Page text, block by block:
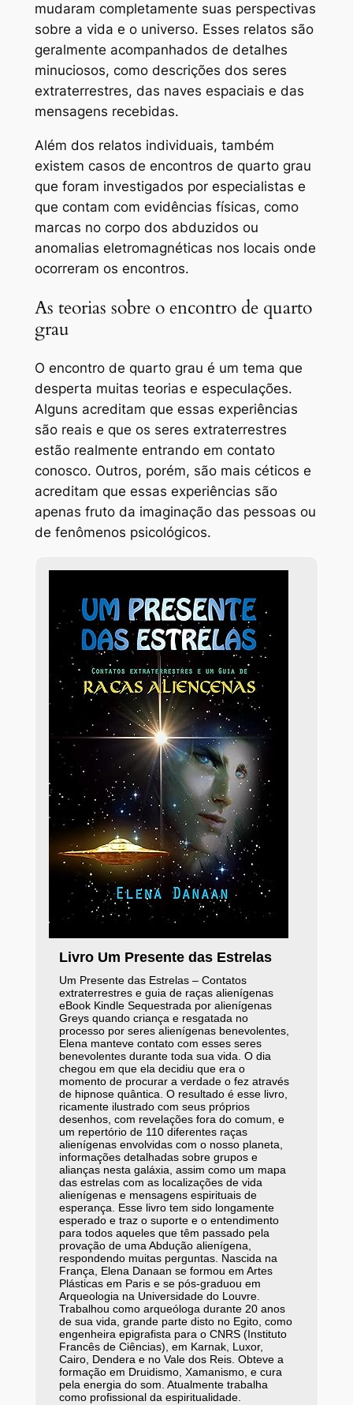
mudaram completamente suas perspectivas
sobre a vida e o universo. Esses relatos são
geralmente acompanhados de detalhes
minuciosos, como descrições dos seres
extraterrestres, das naves espaciais e das
mensagens recebidas.
Além dos relatos individuais, também
existem casos de encontros de quarto grau
que foram investigados por especialistas e
que contam com evidências físicas, como
marcas no corpo dos abduzidos ou
anomalias eletromagnéticas nos locais onde
ocorreram os encontros.
As teorias sobre o encontro de quarto
grau
O encontro de quarto grau é um tema que
desperta muitas teorias e especulações.
Alguns acreditam que essas experiências
são reais e que os seres extraterrestres
estão realmente entrando em contato
conosco. Outros, porém, são mais céticos e
acreditam que essas experiências são
apenas fruto da imaginação das pessoas ou
de fenômenos psicológicos.
Livro Um Presente das Estrelas
Um Presente das Estrelas – Contatos
extraterrestres e guia de raças alienígenas
eBook Kindle Sequestrada por alienígenas
Greys quando criança e resgatada no
processo por seres alienígenas benevolentes,
Elena manteve contato com esses seres
benevolentes durante toda sua vida. O dia
chegou em que ela decidiu que era o
momento de procurar a verdade o fez através
de hipnose quântica. O resultado é esse livro,
ricamente ilustrado com seus próprios
desenhos, com revelações fora do comum, e
um repertório de 110 diferentes raças
alienígenas envolvidas com o nosso planeta,
informações detalhadas sobre grupos e
alianças nesta galáxia, assim como um mapa
das estrelas com as localizações de vida
alienígenas e mensagens espirituais de
esperança. Esse livro tem sido longamente
esperado e traz o suporte e o entendimento
para todos aqueles que têm passado pela
provação de uma Abdução alienígena,
respondendo muitas perguntas. Nascida na
França, Elena Danaan se formou em Artes
Plásticas em Paris e se pós-graduou em
Arqueologia na Universidade do Louvre.
Trabalhou como arqueóloga durante 20 anos
de sua vida, grande parte disto no Egito, como
engenheira epigrafista para o CNRS (Instituto
Francês de Ciências), em Karnak, Luxor,
Cairo, Dendera e no Vale dos Reis. Obteve a
formação em Druidismo, Xamanismo, e cura
pela energia do som. Atualmente trabalha
como profissional da espiritualidade.